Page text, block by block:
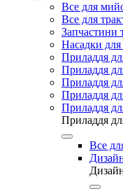
Все для
Все для
Запчастини
Насадки для
Приладдя
Приладдя
Приладдя
Приладдя
Приладдя
Приладдя
Все